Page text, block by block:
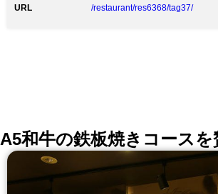
地酒をご用意してお待ちしてお
URL
/restaurant/res6368/tag37/
A5和牛の鉄板焼きコースを